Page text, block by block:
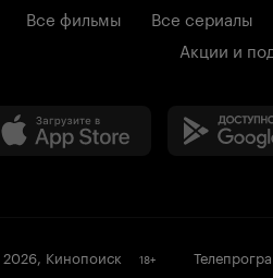
Все фильмы
Все сериалы
Акции и
2026, Кинопоиск 18+